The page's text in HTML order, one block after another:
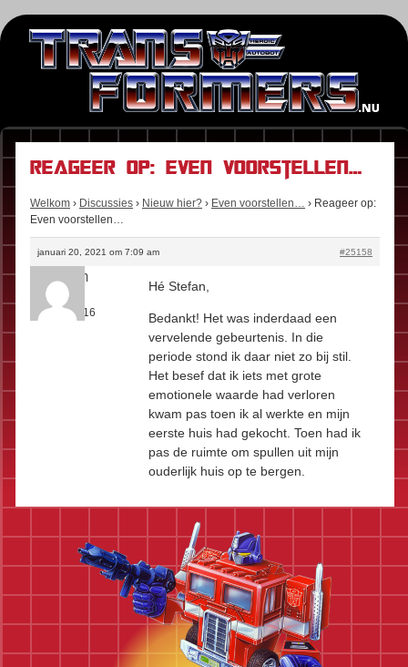
Reageer op: Even voorstellen…
Welkom › Discussies › Nieuw hier? › Even voorstellen… › Reageer op:
Even voorstellen…
januari 20, 2021 om 7:09 am #25158
Anoniem
Rol:
Fan
Berichten:
16
Hé Stefan,
Bedankt! Het was inderdaad een
vervelende gebeurtenis. In die
periode stond ik daar niet zo bij stil.
Het besef dat ik iets met grote
emotionele waarde had verloren
kwam pas toen ik al werkte en mijn
eerste huis had gekocht. Toen had ik
pas de ruimte om spullen uit mijn
ouderlijk huis op te bergen.